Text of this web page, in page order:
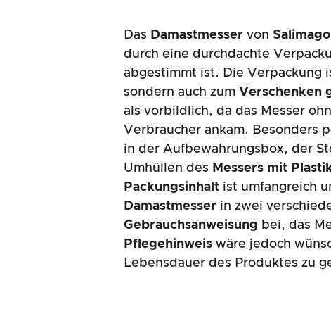
Das Damastmesser vonSalimago
durch eine durchdachte
abgestimmt ist. Die Verpackung
sondern auch zum Verschenken
als vorbildlich, da das Messer
Verbraucher ankam. Besonders
in der Aufbewahrungsbox, der
Umhüllen des Messers mit
Packungsinhalt ist umfangreich
Damastmesser in zwei
Gebrauchsanweisung bei, das
Pflegehinweis wäre jedoch
Lebensdauer des Produktes zu